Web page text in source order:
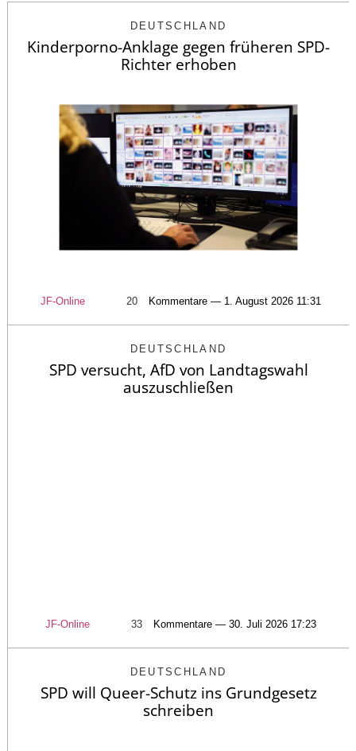
DEUTSCHLAND
Kinderporno-Anklage gegen früheren SPD-
Richter erhoben
JF-Online 20 Kommentare — 1. August 2026 11:31
DEUTSCHLAND
SPD versucht, AfD von Landtagswahl
auszuschließen
JF-Online 33 Kommentare — 30. Juli 2026 17:23
DEUTSCHLAND
SPD will Queer-Schutz ins Grundgesetz
schreiben